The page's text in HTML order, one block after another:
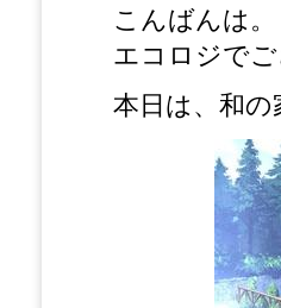
こんばんは。
エコロジでご
本日は、和